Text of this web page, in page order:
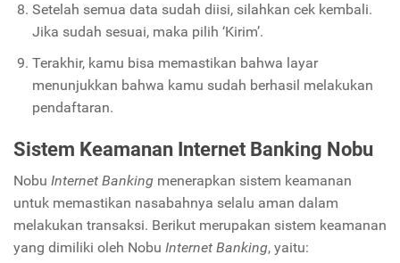
Setelah semua data sudah diisi, silahkan cek kembali.
Jika sudah sesuai, maka pilih ‘Kirim’.
Terakhir, kamu bisa memastikan bahwa layar
menunjukkan bahwa kamu sudah berhasil melakukan
pendaftaran.
Sistem Keamanan Internet Banking Nobu
Nobu Internet Banking menerapkan sistem keamanan
untuk memastikan nasabahnya selalu aman dalam
melakukan transaksi. Berikut merupakan sistem keamanan
yang dimiliki oleh Nobu Internet Banking, yaitu: